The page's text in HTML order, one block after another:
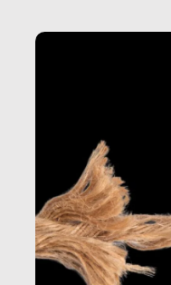
dietro gli oggetti e i